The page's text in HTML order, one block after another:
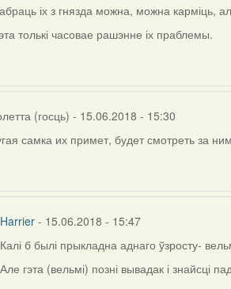
іх з гнязда можна, можна карміць,
толькі часовае рашэнне іх праблемы.
(госць) - 15.06.2018 - 15:30
самка их примет, будет смотреть за
Harrier - 15.06.2018 - 15:47
In
reply
Калі б былі прыкладна аднаго ўзросту-
Але гэта (вельмі) позні вывадак і знайсці